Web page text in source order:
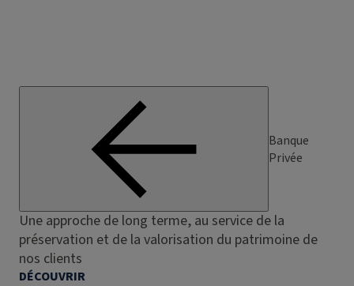
Banque
Privée
Une approche de long terme, au service de la
préservation et de la valorisation du patrimoine de
nos clients
DÉCOUVRIR